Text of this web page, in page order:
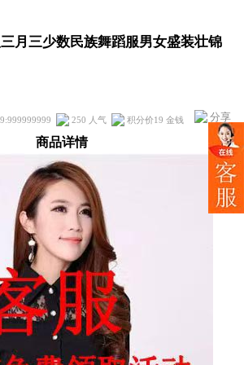
月三少数民族舞蹈服男女盛装壮锦
分享
250 人气 积分价19 金钱
商品详情